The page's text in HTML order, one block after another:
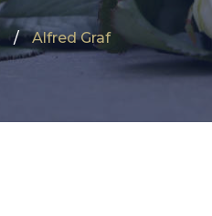
Alfred Graf